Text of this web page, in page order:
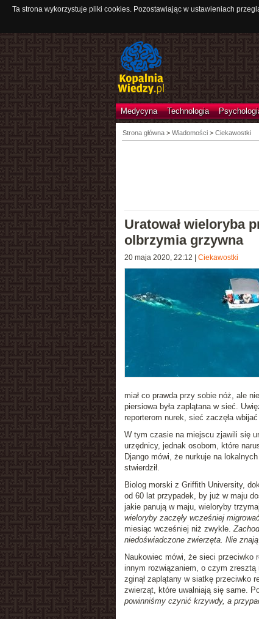
Ta strona wykorzystuje pliki cookies. Pozostawiając w ustawieniach
Medycyna Technologia
Strona główna> Wiadomości > Ciekawostki
Uratował wieloryba
olbrzymia grzywna
20 maja 2020, 22:12 Ciekawostki
miał co prawda przy sobie nóż, ale
piersiowa była zaplątana w sieć.
reporterom nurek, sieć zaczęła
W tym czasie na miejscu zjawili się
urzędnicy, jednak osobom, które
Django mówi, że nurkuje na
stwierdził.
Biolog morski z Griffith University,
od 60 lat przypadek, by już w maju
jakie panują w maju, wieloryby
wieloryby zaczęły wcześniej
miesiąc wcześniej niż zwykle.
niedoświadczone zwierzęta. Nie
Naukowiec mówi, że sieci przeciwko
innym rozwiązaniem, o czym
zginął zaplątany w siatkę przeciwko
zwierząt, które uwalniają się same.
powinniśmy czynić krzywdy, a